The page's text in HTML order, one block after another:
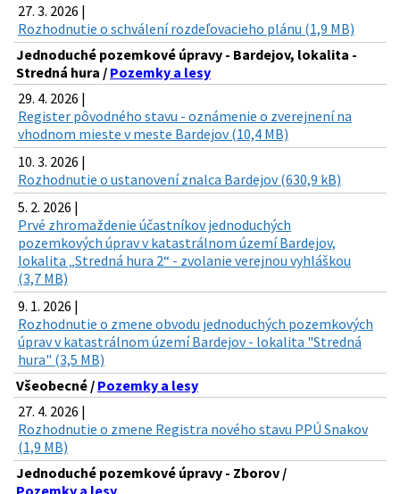
27. 3. 2026 |
Rozhodnutie o schválení rozdeľovacieho plánu (1,9 MB)
Jednoduché pozemkové úpravy - Bardejov, lokalita -
Stredná hura / Pozemky a lesy
29. 4. 2026 |
Register pôvodného stavu - oznámenie o zverejnení na
vhodnom mieste v meste Bardejov (10,4 MB)
10. 3. 2026 |
Rozhodnutie o ustanovení znalca Bardejov (630,9 kB)
5. 2. 2026 |
Prvé zhromaždenie účastníkov jednoduchých
pozemkových úprav v katastrálnom území Bardejov,
lokalita „Stredná hura 2“ - zvolanie verejnou vyhláškou
(3,7 MB)
9. 1. 2026 |
Rozhodnutie o zmene obvodu jednoduchých pozemkových
úprav v katastrálnom území Bardejov - lokalita "Stredná
hura" (3,5 MB)
Všeobecné / Pozemky a lesy
27. 4. 2026 |
Rozhodnutie o zmene Registra nového stavu PPÚ Snakov
(1,9 MB)
Jednoduché pozemkové úpravy - Zborov /
Pozemky a lesy